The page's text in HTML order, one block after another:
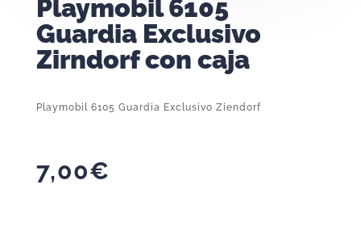
Playmobil 6105
Guardia Exclusivo
Zirndorf con caja
Playmobil 6105 Guardia Exclusivo Ziendorf
7,00€